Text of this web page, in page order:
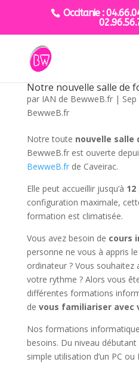
Occitanie :
Notre nouvelle salle de
par IAN de BewweB.fr|
BewweB.fr
Notre toute nouvelle salle
BewweB.fr est ouverte
BewweB.frde Caveirac.
Elle peut accueillir jusqu’à
configuration maximale,
formation est climatisée.
Vous avez besoin de cours
personne ne vous à appris
ordinateur ? Vous souhaitez
votre rythme ? Alors vous
différentes formations
de vous familiariser avec
Nos formations
besoins. Du niveau
simple utilisation d’un PC ou